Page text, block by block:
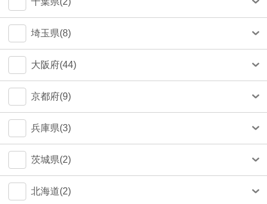
新宿区(67)
千代田区(54)
中央区(50)
品川区(30)
豊島区(14)
目黒区(14)
川崎市(4)
鎌倉市(1)
大和市(0)
船橋市(0)
千葉市(0)
埼玉県(8)
さいたま市(4)
大阪府(44)
大阪市(39)
豊中市(3)
吹田市(1)
京都府(9)
京都市(9)
兵庫県(3)
神戸市(1)
茨城県(2)
つくば市(1)
北海道(2)